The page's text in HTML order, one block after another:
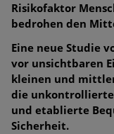
Risikofaktor
bedrohen den
Eine neue Studie
vor unsichtbaren
kleinen und
die
und etablierte
Sicherheit.